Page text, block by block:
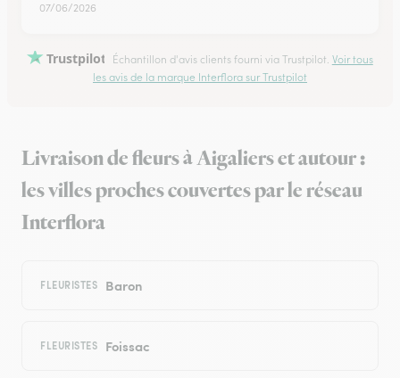
07/06/2026
Trustpilot Échantillon d'avis clients fourni via Trustpilot. Voir tous
les avis de la marque Interflora sur Trustpilot
Livraison de fleurs à Aigaliers et autour :
les villes proches couvertes par le réseau
Interflora
FLEURISTES Baron
FLEURISTES Foissac